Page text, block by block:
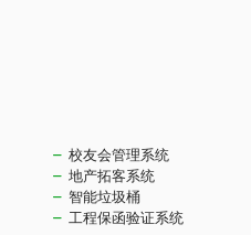
校友会管理系统
地产拓客系统
智能垃圾桶
工程保函验证系统